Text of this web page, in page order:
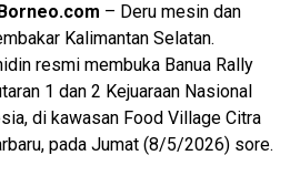
sekaligus membangun prestasi
kegiatan ini berjalan dengan
bimbingan dan petunjuk dari
Provinsi Kalimantan
apresiasi kepada Pangdam
– Deru mesin dan
Kalimantan Selatan.
resmi membuka Banua Rally
1 dan 2 Kejuaraan Nasional
di kawasan Food Village Citra
pada Jumat (8/5/2026) sore.